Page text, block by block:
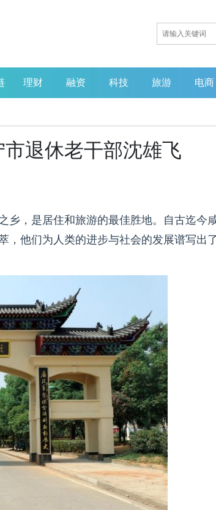
理财 融资 科技 旅游 电商
退休老干部沈雄飞
乡，是居住和旅游的最佳胜地。自古迄今
，他们为人类的进步与社会的发展谱写出